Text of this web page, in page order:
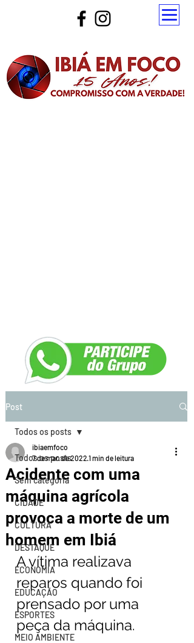
Post
Todos os posts
Sem categoria
CIDADE
CULTURA
DESTAQUE
ECONOMIA
EDUCAÇÃO
ESPORTES
MEIO AMBIENTE
Todos os posts
Acidente com uma
máquina agrícola
provoca a morte de um
homem em Ibiá
ibiaemfoco
7 de mar. de 2022 1 min de leitura
A vítima realizava
reparos quando foi
prensado por uma
peça da máquina.